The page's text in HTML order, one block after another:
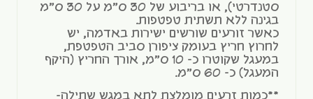
סטנדרטי), או בריבוע של 30 ס"מ על 30 ס"מ
בגינה ללא תשתית טפטפות.
כאשר זורעים שורשים ישירות באדמה, יש
לחרוץ חריץ בעומק ציפורן סביב הטפטפת,
במעגל שקוטרו כ- 10 ס"מ, אורך החריץ (היקף
המעגל) כ- 60 ס"מ.
**כמות זרעים מומלצת לתא במגש שתילה-